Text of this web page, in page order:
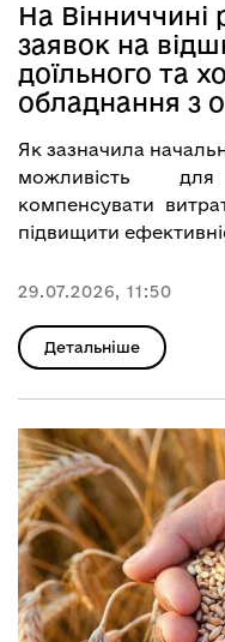
На
заявок на
доїльного та
обладнання з
Як зазначила
можливість
компенсувати
підвищити
29.07.2026, 11:50
Детальніше